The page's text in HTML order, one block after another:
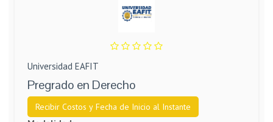
Universidad EAFIT
Pregrado en Derecho
Recibir Costos y Fecha de Inicio al Instante